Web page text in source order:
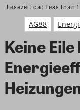
Lesezeit ca: Less than 1
AG88
Keine